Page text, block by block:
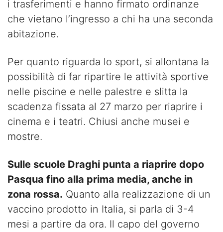
i trasferimenti e hanno firmato ordinanze
che vietano l’ingresso a chi ha una seconda
abitazione.
Per quanto riguarda lo sport, si allontana la
possibilità di far ripartire le attività sportive
nelle piscine e nelle palestre e slitta la
scadenza fissata al 27 marzo per riaprire i
cinema e i teatri. Chiusi anche musei e
mostre.
Sulle scuole Draghi punta a riaprire dopo
Pasqua fino alla prima media, anche in
zona rossa. Quanto alla realizzazione di un
vaccino prodotto in Italia, si parla di 3-4
mesi a partire da ora. Il capo del governo